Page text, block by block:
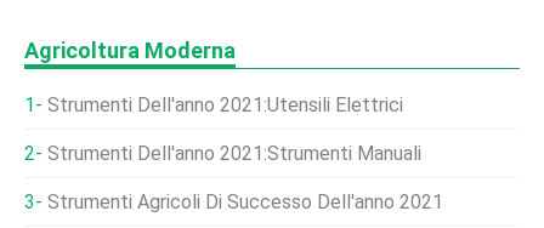
Agricoltura Moderna
Strumenti Dell'anno 2021:utensili Elettrici
Strumenti Dell'anno 2021:Strumenti Manuali
Strumenti Agricoli Di Successo Dell'anno 2021